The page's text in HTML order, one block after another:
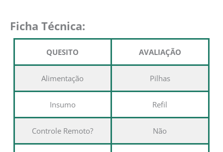
Ficha Técnica:
QUESITO AVALIAÇÃO
Alimentação Pilhas
Insumo Refil
Controle Remoto? Não